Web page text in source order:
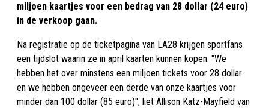
miljoen kaartjes voor een bedrag van 28 dollar (24 euro)
in de verkoop gaan.
Na registratie op de ticketpagina van LA28 krijgen sportfans
een tijdslot waarin ze in april kaarten kunnen kopen. "We
hebben het over minstens een miljoen tickets voor 28 dollar
en we hebben ongeveer een derde van onze kaartjes voor
minder dan 100 dollar (85 euro)", liet Allison Katz-Mayfield van